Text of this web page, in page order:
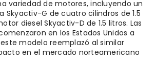
variedad de motores, incluyendo un
Skyactiv-G de cuatro cilindros de 1.5
diesel Skyactiv-D de 1.5 litros. Las
en los Estados Unidos a
este modelo reemplazó al similar
en el mercado norteamericano​